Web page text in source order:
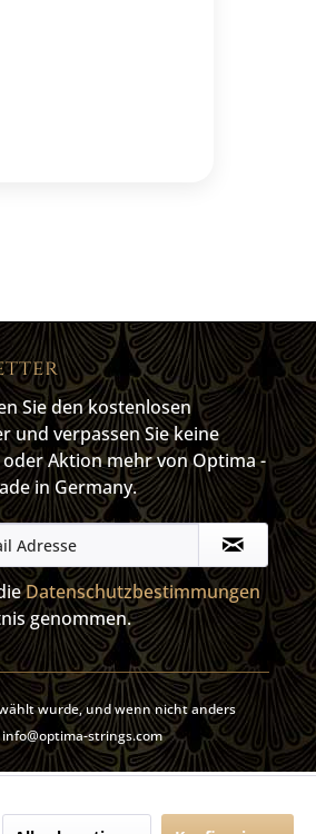
Sie den kostenlosen
und verpassen Sie keine
Aktion mehr von Optima -
in Germany.
Datenschutzbestimmungen
genommen.
wurde, und wenn nicht anders
strings.com